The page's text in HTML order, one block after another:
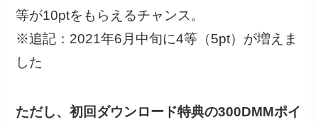
等が10ptをもらえるチャンス。
※追記：2021年6月中旬に4等（5pt）が増えま
した
ただし、初回ダウンロード特典の300DMMポイ